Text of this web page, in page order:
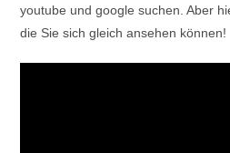
youtube und google suchen. Aber
die Sie sich gleich ansehen können!